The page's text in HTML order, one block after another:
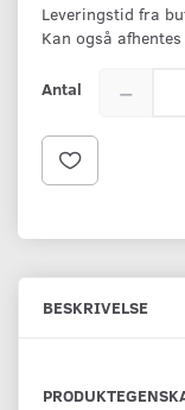
Leveringstid fra
Kan også
Antal
BESKRIVELSE